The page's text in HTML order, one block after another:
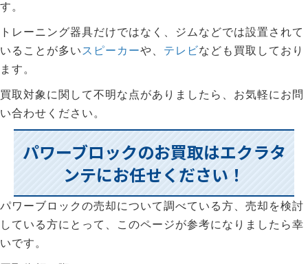
す。
トレーニング器具だけではなく、ジムなどでは設置されて
いることが多い スピーカーや、 テレビなども買取しており
ます。
買取対象に関して不明な点がありましたら、お気軽にお問
い合わせください。
パワーブロックのお買取はエクラタ
ンテにお任せください！
パワーブロックの売却について調べている方、売却を検討
している方にとって、このページが参考になりましたら幸
いです。